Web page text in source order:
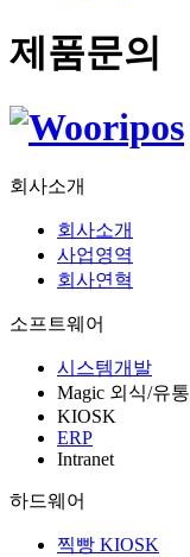
제품문의
회사소개
회사소개
사업영역
회사연혁
소프트웨어
시스템개발
Magic 외식/유통
KIOSK
ERP
Intranet
하드웨어
찍빵 KIOSK